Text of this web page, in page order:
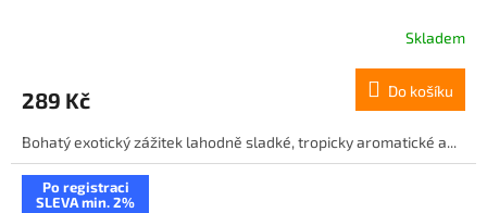
Skladem
289 Kč Do košíku
Bohatý exotický zážitek lahodně sladké, tropicky aromatické a...
Po registraci
SLEVA min. 2%